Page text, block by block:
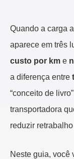
Quando a carga
aparece em três
custo por km e
a diferença entre
“conceito de
transportadora
reduzir
Neste guia, você